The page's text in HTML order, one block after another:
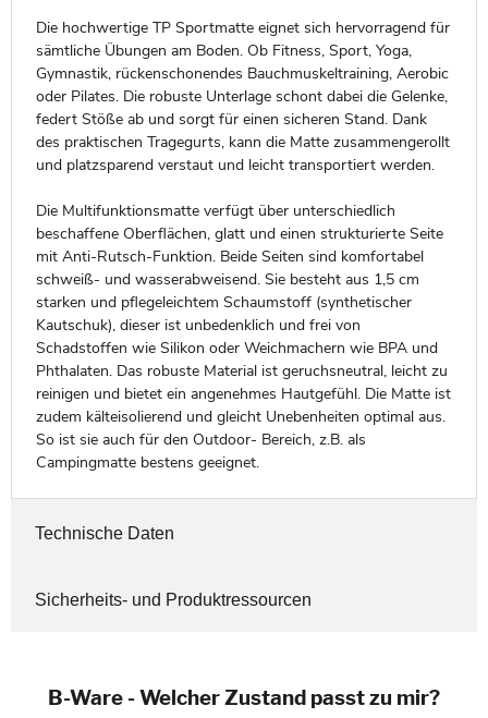
Die hochwertige TP Sportmatte eignet sich hervorragend für
sämtliche Übungen am Boden. Ob Fitness, Sport, Yoga,
Gymnastik, rückenschonendes Bauchmuskeltraining, Aerobic
oder Pilates. Die robuste Unterlage schont dabei die Gelenke,
federt Stöße ab und sorgt für einen sicheren Stand. Dank
des praktischen Tragegurts, kann die Matte zusammengerollt
und platzsparend verstaut und leicht transportiert werden.
Die Multifunktionsmatte verfügt über unterschiedlich
beschaffene Oberflächen, glatt und einen strukturierte Seite
mit Anti-Rutsch-Funktion. Beide Seiten sind komfortabel
schweiß- und wasserabweisend. Sie besteht aus 1,5 cm
starken und pflegeleichtem Schaumstoff (synthetischer
Kautschuk), dieser ist unbedenklich und frei von
Schadstoffen wie Silikon oder Weichmachern wie BPA und
Phthalaten. Das robuste Material ist geruchsneutral, leicht zu
reinigen und bietet ein angenehmes Hautgefühl. Die Matte ist
zudem kälteisolierend und gleicht Unebenheiten optimal aus.
So ist sie auch für den Outdoor- Bereich, z.B. als
Campingmatte bestens geeignet.
Technische Daten
Sicherheits- und Produktressourcen
B-Ware - Welcher Zustand passt zu mir?